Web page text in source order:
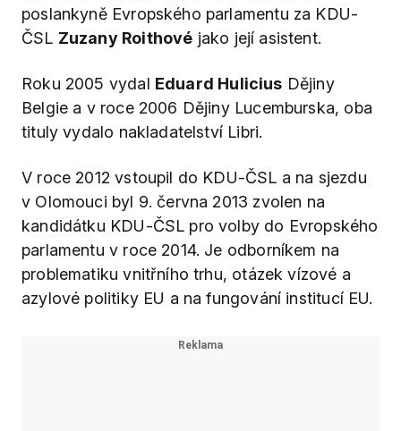
poslankyně Evropského parlamentu za KDU-
ČSL Zuzany Roithové jako její asistent.
Roku 2005 vydal Eduard Hulicius Dějiny
Belgie a v roce 2006 Dějiny Lucemburska, oba
tituly vydalo nakladatelství Libri.
V roce 2012 vstoupil do KDU-ČSL a na sjezdu
v Olomouci byl 9. června 2013 zvolen na
kandidátku KDU-ČSL pro volby do Evropského
parlamentu v roce 2014. Je odborníkem na
problematiku vnitřního trhu, otázek vízové a
azylové politiky EU a na fungování institucí EU.